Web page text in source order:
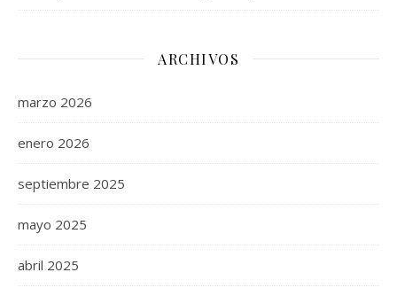
ARCHIVOS
marzo 2026
enero 2026
septiembre 2025
mayo 2025
abril 2025